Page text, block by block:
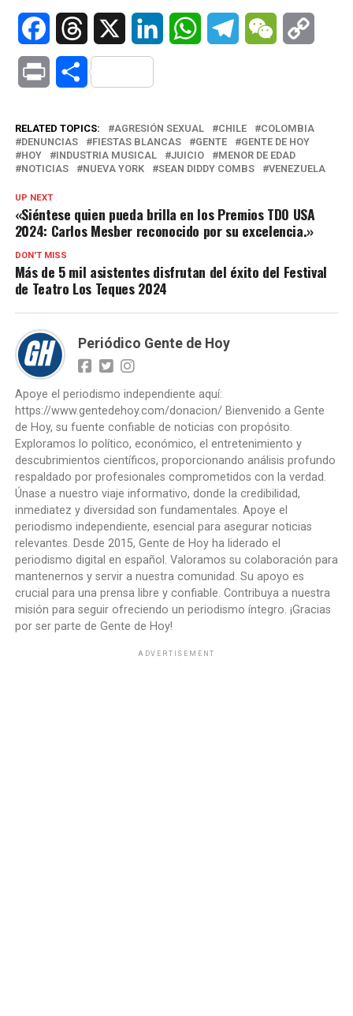
FacebookThreads LinkedIn WhatsAppTelegramWeChat
Print Compartir
RELATED TOPICS: AGRESIÓN SEXUAL CHILE
COLOMBIA
DENUNCIAS
FIESTAS BLANCAS GENTE
GENTE DE HOY
HOY
INDUSTRIA MUSICAL JUICIO
MENOR DE EDAD
NOTICIAS
NUEVA YORK SEAN DIDDY COMBS VENEZUELA
UP NEXT
«Siéntese quien pueda brilla en los Premios TDO USA
2024: Carlos Mesber reconocido por su excelencia.»
DON'T MISS
Más de 5 mil asistentes disfrutan del éxito del Festival
de Teatro Los Teques 2024
Periódico Gente de Hoy
Apoye el periodismo independiente aquí:
https://www.gentedehoy.com/donacion/ Bienvenido a Gente
de Hoy, su fuente confiable de noticias con propósito.
Exploramos lo político, económico, el entretenimiento y
descubrimientos científicos, proporcionando análisis profundo
respaldado por profesionales comprometidos con la verdad.
Únase a nuestro viaje informativo, donde la credibilidad,
inmediatez y diversidad son fundamentales. Apoye el
periodismo independiente, esencial para asegurar noticias
relevantes. Desde 2015, Gente de Hoy ha liderado el
periodismo digital en español. Valoramos su colaboración para
mantenernos y servir a nuestra comunidad. Su apoyo es
crucial para una prensa libre y confiable. Contribuya a nuestra
misión para seguir ofreciendo un periodismo íntegro. ¡Gracias
por ser parte de Gente de Hoy!
ADVERTISEMENT